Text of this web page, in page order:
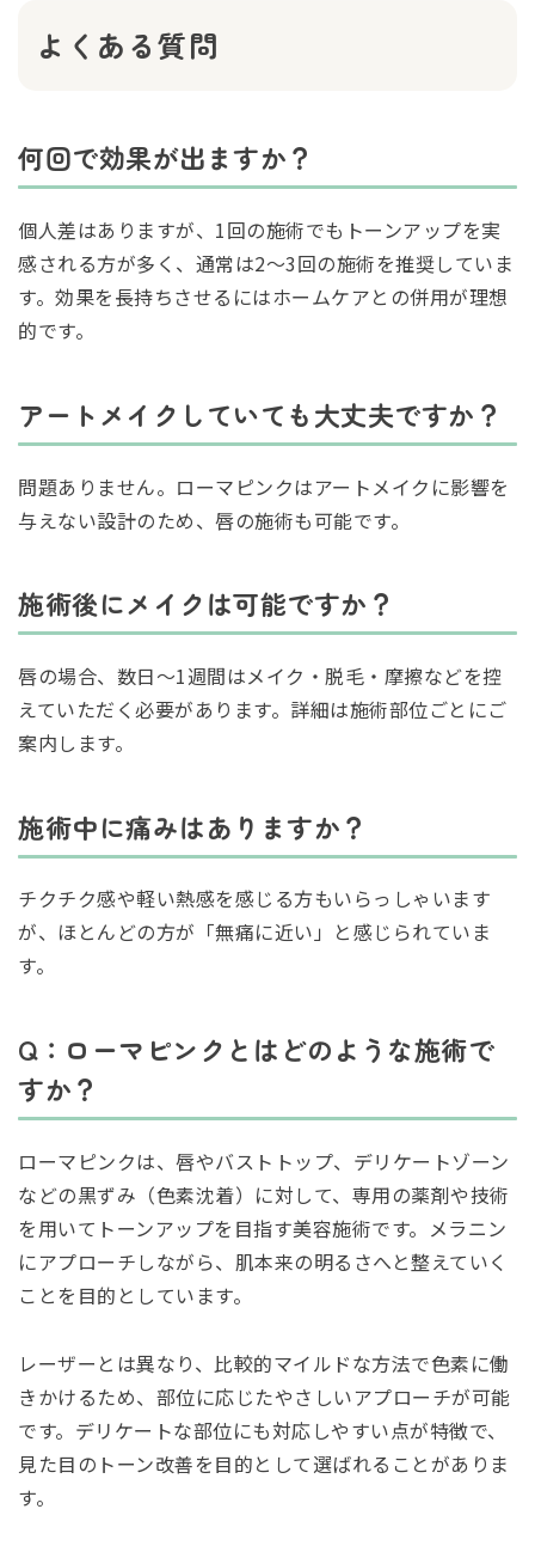
よくある質問
何回で効果が出ますか？
個人差はありますが、1回の施術でもトーンアップを実
感される方が多く、通常は2〜3回の施術を推奨していま
す。効果を長持ちさせるにはホームケアとの併用が理想
的です。
アートメイクしていても大丈夫ですか？
問題ありません。ローマピンクはアートメイクに影響を
与えない設計のため、唇の施術も可能です。
施術後にメイクは可能ですか？
唇の場合、数日〜1週間はメイク・脱毛・摩擦などを控
えていただく必要があります。詳細は施術部位ごとにご
案内します。
施術中に痛みはありますか？
チクチク感や軽い熱感を感じる方もいらっしゃいます
が、ほとんどの方が「無痛に近い」と感じられていま
す。
Q：ローマピンクとはどのような施術で
すか？
ローマピンクは、唇やバストトップ、デリケートゾーン
などの黒ずみ（色素沈着）に対して、専用の薬剤や技術
を用いてトーンアップを目指す美容施術です。メラニン
にアプローチしながら、肌本来の明るさへと整えていく
ことを目的としています。
レーザーとは異なり、比較的マイルドな方法で色素に働
きかけるため、部位に応じたやさしいアプローチが可能
です。デリケートな部位にも対応しやすい点が特徴で、
見た目のトーン改善を目的として選ばれることがありま
す。